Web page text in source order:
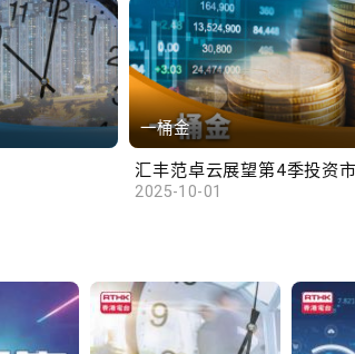
一桶金
2025-10-01